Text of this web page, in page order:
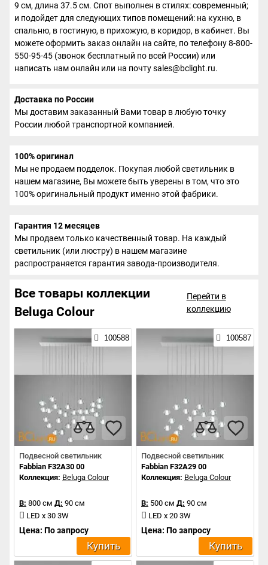
9 см, длина 37.5 см. Спот выполнен в стилях: современный;
и подойдет для следующих типов помещений: на кухню, в
спальню, в гостиную, в прихожую, в коридор, в кабинет. Вы
можете оформить заказ онлайн на сайте, по телефону 8-800-
550-95-45 (звонок бесплатный по всей России) или
написать нам онлайн или на почту sales@bclight.ru.
Доставка по России
Мы доставим заказанный Вами товар в любую точку
России любой транспортной компанией.
100% оригинал
Мы не продаем подделок. Покупая любой светильник в
нашем магазине, Вы можете быть уверены в том, что это
100% оригинальный продукт именно этой фабрики.
Гарантия 12 месяцев
Мы продаем только качественный товар. На каждый
светильник (или люстру) в нашем магазине
распространяется гарантия завода-производителя.
Все товары коллекции
Beluga Colour
Перейти в
коллекцию
100588
Подвесной светильник
Fabbian F32A30 00
Коллекция: Beluga Colour
В: 800 см Д: 90 см
LED x 30 3W
Цена: По запросу
Купить
100587
Подвесной светильник
Fabbian F32A29 00
Коллекция: Beluga Colour
В: 500 см Д: 90 см
LED x 20 3W
Цена: По запросу
Купить